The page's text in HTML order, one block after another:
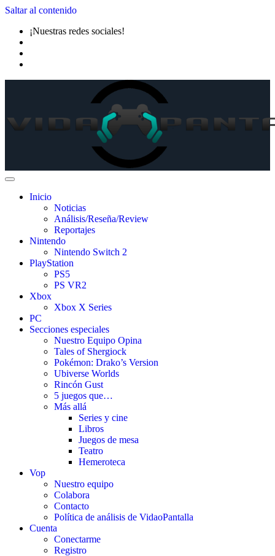
Saltar al contenido
¡Nuestras redes sociales!
Inicio
Noticias
Análisis/Reseña/Review
Reportajes
Nintendo
Nintendo Switch 2
PlayStation
PS5
PS VR2
Xbox
Xbox X Series
PC
Secciones especiales
Nuestro Equipo Opina
Tales of Shergiock
Pokémon: Drako’s Version
Ubiverse Worlds
Rincón Gust
5 juegos que…
Más allá
Series y cine
Libros
Juegos de mesa
Teatro
Hemeroteca
Vop
Nuestro equipo
Colabora
Contacto
Política de análisis de VidaoPantalla
Cuenta
Conectarme
Registro